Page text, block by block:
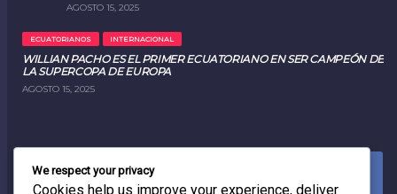
AGOSTO 15, 2025
ECUATORIANOS INTERNACIONAL
WILLIAN PACHO ES EL PRIMER ECUATORIANO EN SER CAMPEÓN DE
LA SUPERCOPA DE EUROPA
AGOSTO 15, 2025
FACEBOOK
0LIKES
We respect your privacy
Cookies help us improve your experience, deliver